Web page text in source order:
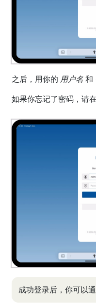
之后，用你的 用户名 和
如果你忘记了密码，请
成功登录后，你可以